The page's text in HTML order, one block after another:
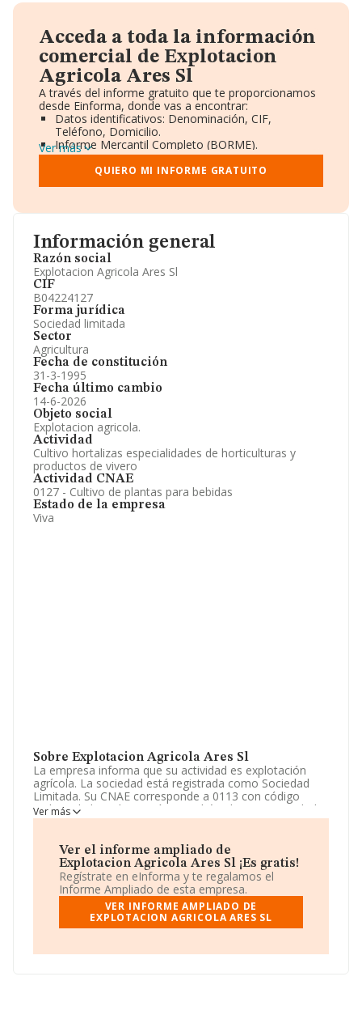
Información general
Razón social
Explotacion Agricola Ares Sl
CIF
B04224127
Forma jurídica
Sociedad limitada
Sector
Agricultura
Fecha de constitución
31-3-1995
Fecha último cambio
14-6-2026
Objeto social
Explotacion agricola.
Actividad
Cultivo hortalizas especialidades de horticulturas y
productos de vivero
Actividad CNAE
0127 - Cultivo de plantas para bebidas
Estado de la empresa
Viva
Sobre Explotacion Agricola Ares Sl
La empresa informa que su actividad es explotación
agrícola. La sociedad está registrada como Sociedad
Limitada. Su CNAE corresponde a 0113 con código
'Cultivo de hortalizas, raíces y tubérculos'. La sociedad
no tiene actividad en mercados exteriores.
La plantilla se ha reducido un 50% y según los datos a
disposición de INFORMA, ha tenido un número de
empleados por debajo de la media de sector.
Su email esexplotacionagricolares@gmail.com.
La empresaExplotacion Agrícola Ares S.L, con NIF
Calle Garza Almerimar núm. 7, (04700), en el municipio
Ver más
Ver el informe ampliado de
Explotacion Agricola Ares Sl ¡Es gratis!
Regístrate en eInforma y te regalamos el
Informe Ampliado de esta empresa.
VER INFORME AMPLIADO DE
EXPLOTACION AGRICOLA ARES SL
Acceda a toda la información
comercial de Explotacion
Agricola Ares Sl
A través del informe gratuito que te proporcionamos
desde Einforma, donde vas a encontrar:
Datos identificativos: Denominación, CIF,
Teléfono, Domicilio.
Informe Mercantil Completo (BORME).
Gráficos de Evolución Ventas y Empleados.
Consejo de Administración y Administradores.
Directivos y Ejecutivos.
Información oficial y registral complementaria.
Ver más
QUIERO MI INFORME GRATUITO